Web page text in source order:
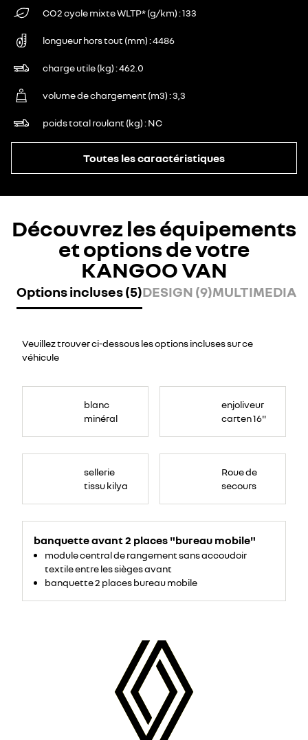
CO2 cycle mixte WLTP* (g/km) 133
longueur hors tout (mm) 4486
charge utile (kg) 462.0
volume de chargement (m3) 3,3
poids total roulant (kg) NC
Toutes les caractéristiques
Découvrez les équipements
et options de votre
KANGOO VAN
Options incluses (5)DESIGN (9)MULTIMEDIA
Veuillez trouver ci-dessous les options incluses sur ce
véhicule
blanc
minéral
enjoliveur
carten 16"
sellerie
tissu kilya
banquette avant 2 places "bureau mobile"
module central de rangement sans accoudoir
textile entre les sièges avant
banquette 2 places bureau mobile
Roue de
secours